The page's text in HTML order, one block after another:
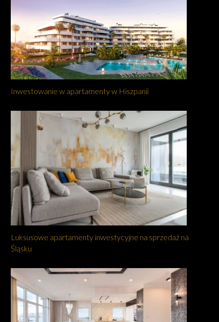
Inwestowanie w apartamenty w Hiszpanii
Luksusowe apartamenty inwestycyjne na sprzedaż na
Śląsku